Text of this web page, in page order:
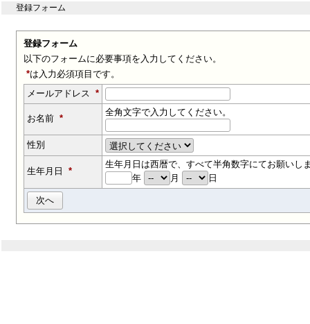
登録フォーム
登録フォーム
以下のフォームに必要事項を入力してください。
*は入力必須項目です。
メールアドレス *
お名前 *
全角文字で入力してください。
性別
生年月日 *
生年月日は西暦で、すべて半角数字にてお願いし
年
月 日